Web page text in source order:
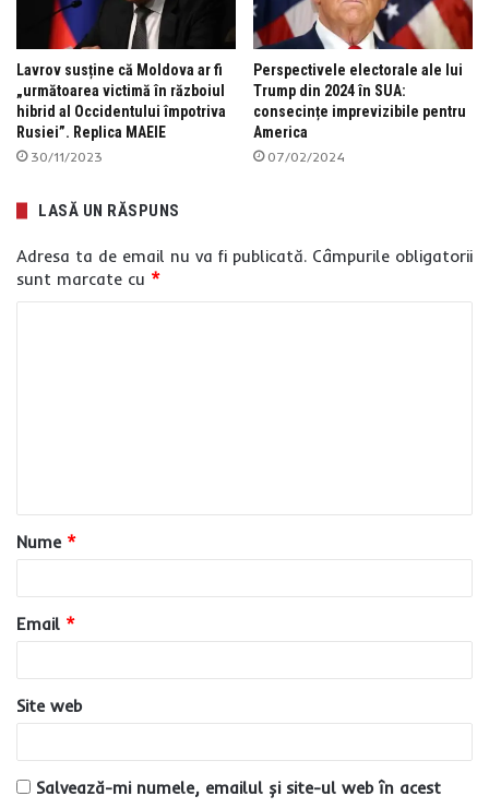
Lavrov susține că Moldova ar fi
„următoarea victimă în războiul
hibrid al Occidentului împotriva
Rusiei”. Replica MAEIE
30/11/2023
Perspectivele electorale ale lui
Trump din 2024 în SUA:
consecințe imprevizibile pentru
America
07/02/2024
LASĂ UN RĂSPUNS
Adresa ta de email nu va fi publicată. Câmpurile obligatorii
sunt marcate cu *
a
r
*
Nume *
Email *
Site web
Salvează-mi numele, emailul și site-ul web în acest